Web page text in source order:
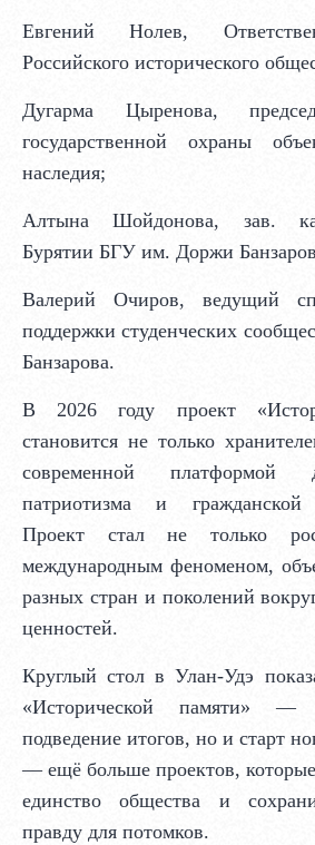
Евгений Нолев,
Российского исторического
Дугарма Цыренова,
государственной охраны
наследия;
Алтына Шойдонова, зав.
Бурятии БГУ им. Доржи
Валерий Очиров, ведущий
поддержки студенческих
Банзарова.
В 2026 году проект
становится не только
современной платформой
патриотизма и гражданской
Проект стал не только
международным феноменом,
разных стран и поколений
ценностей.
Круглый стол в Улан‑Удэ
«Исторической памяти»
подведение итогов, но и старт
— ещё больше проектов,
единство общества и
правду для потомков.